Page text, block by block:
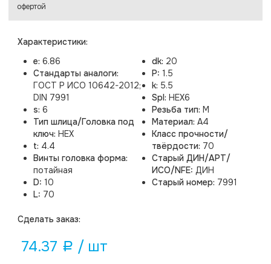
Характеристики:
e: 6.86
Стандарты аналоги:
ГОСТ Р ИСО 10642-2012;
DIN 7991
s: 6
Тип шлица/Головка под
ключ: HEX
t: 4.4
Винты головка форма:
потайная
D: 10
L: 70
dk: 20
P: 1.5
k: 5.5
Spl: HEX6
Резьба тип: M
Материал: A4
Класс прочности/
твёрдости: 70
Старый ДИН/АРТ/
ИСО/NFE: ДИН
Старый номер: 7991
Cделать заказ:
74.37 a / шт
офертой